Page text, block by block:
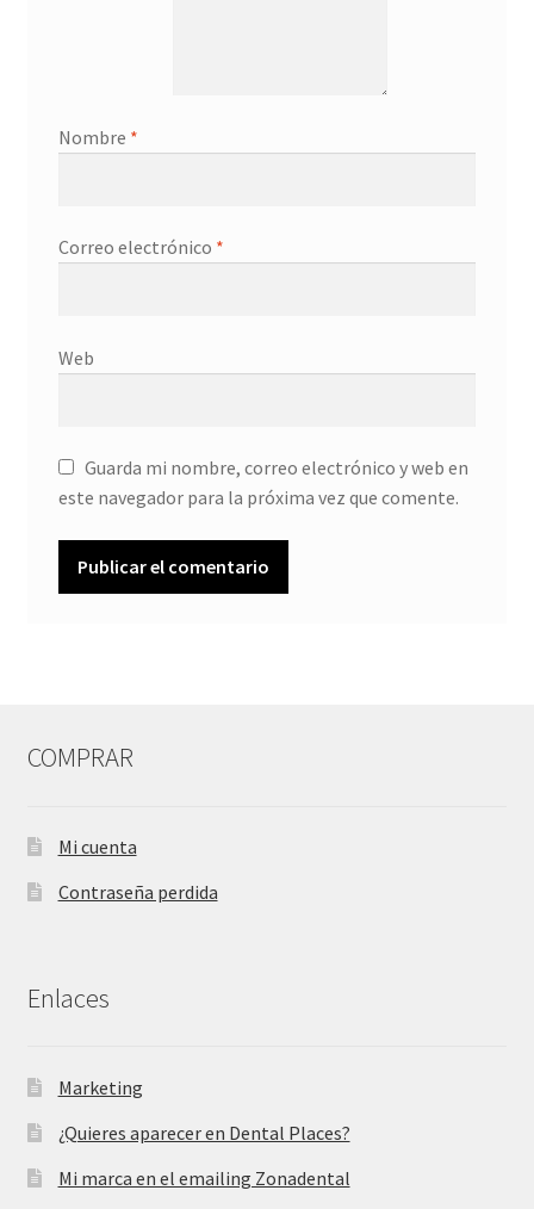
Nombre *
Correo electrónico *
Web
Guarda mi nombre, correo electrónico y web en
este navegador para la próxima vez que comente.
COMPRAR
Mi cuenta
Contraseña perdida
Enlaces
Marketing
¿Quieres aparecer en Dental Places?
Mi marca en el emailing Zonadental